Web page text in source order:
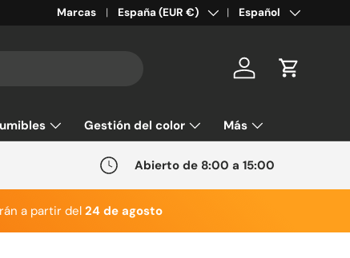
Marcas País/Región
España (EUR €) IdiomaEspañol
Cuenta Carrito
Gestión del color Más
Abierto de 8:00 a 15:00
a partir del 24 de agosto